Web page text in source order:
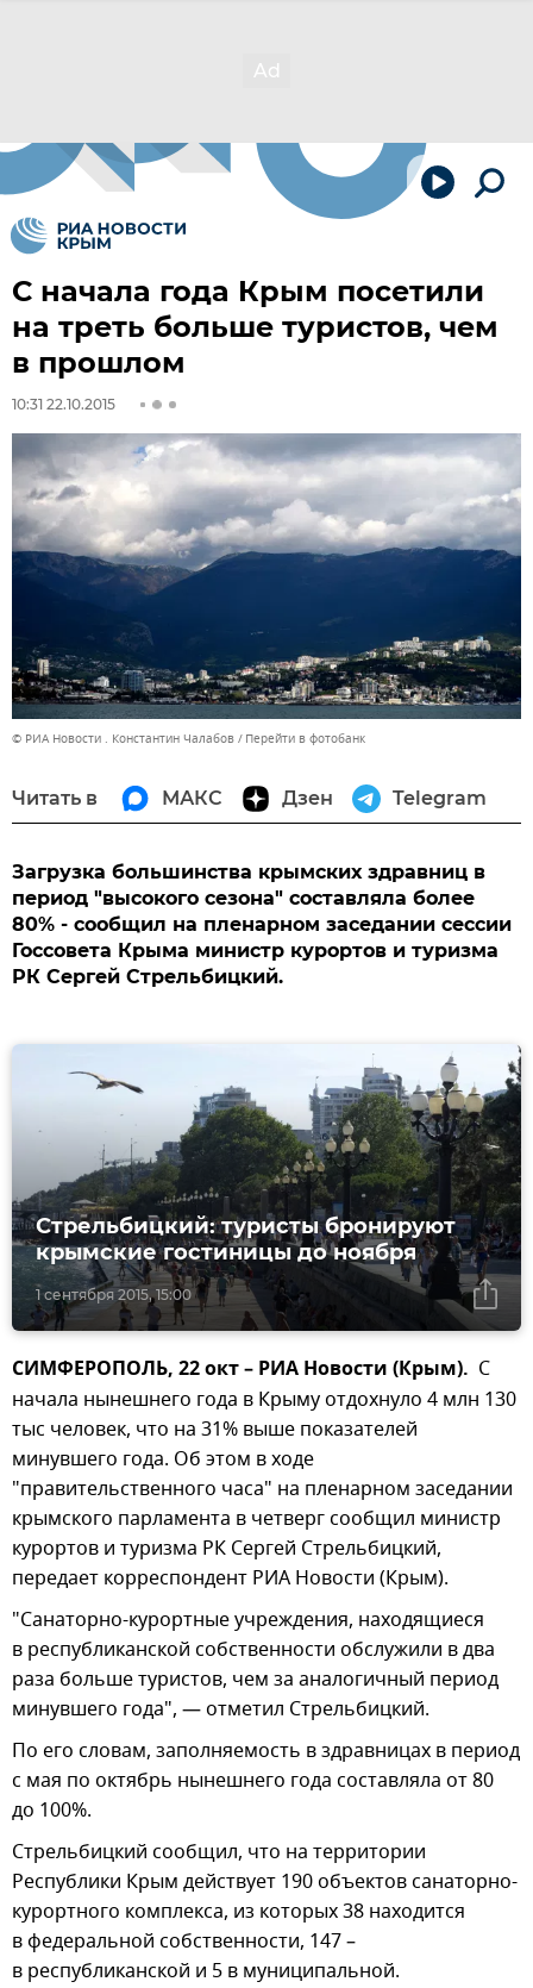
С начала года Крым посетили
на треть больше туристов, чем
в прошлом
10:31 22.10.2015
© РИА Новости . Константин Чалабов Перейти в фотобанк
Читать в МАКС Дзен Telegram
Загрузка большинства крымских здравниц в
период "высокого сезона" составляла более
80% - сообщил на пленарном заседании сессии
Госсовета Крыма министр курортов и туризма
РК Сергей Стрельбицкий.
1 сентября 2015, 15:00
Стрельбицкий: туристы бронируют
крымские гостиницы до ноября
СИМФЕРОПОЛЬ, 22 окт – РИА Новости (Крым). С
начала нынешнего года в Крыму отдохнуло 4 млн 130
тыс человек, что на 31% выше показателей
минувшего года. Об этом в ходе
"правительственного часа" на пленарном заседании
крымского парламента в четверг сообщил министр
курортов и туризма РК Сергей Стрельбицкий,
передает корреспондент РИА Новости (Крым).
"Санаторно-курортные учреждения, находящиеся
в республиканской собственности обслужили в два
раза больше туристов, чем за аналогичный период
минувшего года", — отметил Стрельбицкий.
По его словам, заполняемость в здравницах в период
с мая по октябрь нынешнего года составляла от 80
до 100%.
Стрельбицкий сообщил, что на территории
Республики Крым действует 190 объектов санаторно-
курортного комплекса, из которых 38 находится
в федеральной собственности, 147 –
в республиканской и 5 в муниципальной.